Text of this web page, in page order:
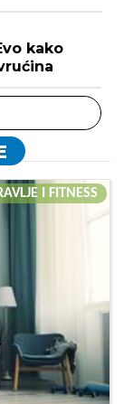
kako
I FITNESS